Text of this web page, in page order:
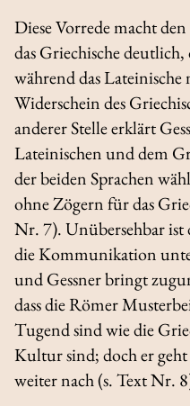
Diese Vorrede macht
das Griechische
während das
Widerschein des
anderer Stelle erklärt
Lateinischen und dem
der beiden Sprachen
ohne Zögern für das
Nr. 7). Unübersehbar ist
die Kommunikation
und Gessner bringt
dass die Römer
Tugend sind wie die
Kultur sind; doch er
weiter nach (s. Text Nr.